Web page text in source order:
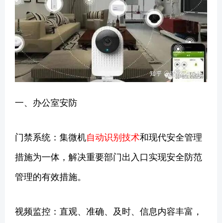
一、办公室安防
门禁系统：集微机自动识别技术和现代安全管理
措施为一体，解决重要部门出入口实现安全防范
管理的有效措施。
视频监控：直观、准确、及时、信息内容丰富，